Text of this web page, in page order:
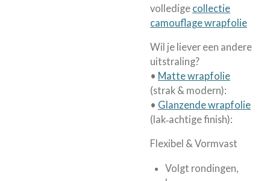
volledige collectie
camouflage wrapfolie
Wil je liever een andere
uitstraling?
• Matte wrapfolie
(strak & modern):
• Glanzende wrapfolie
(lak‑achtige finish):
Flexibel & Vormvast
Volgt rondingen,